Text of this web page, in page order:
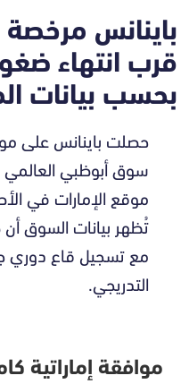
باينانس مرخصة
قرب انتهاء
بحسب بيانات
حصلت باينانس على
سوق أبوظبي العالمي
موقع الإمارات في
تُظهر بيانات السوق
مع تسجيل قاع دوري
التدريجي.
موافقة إماراتية